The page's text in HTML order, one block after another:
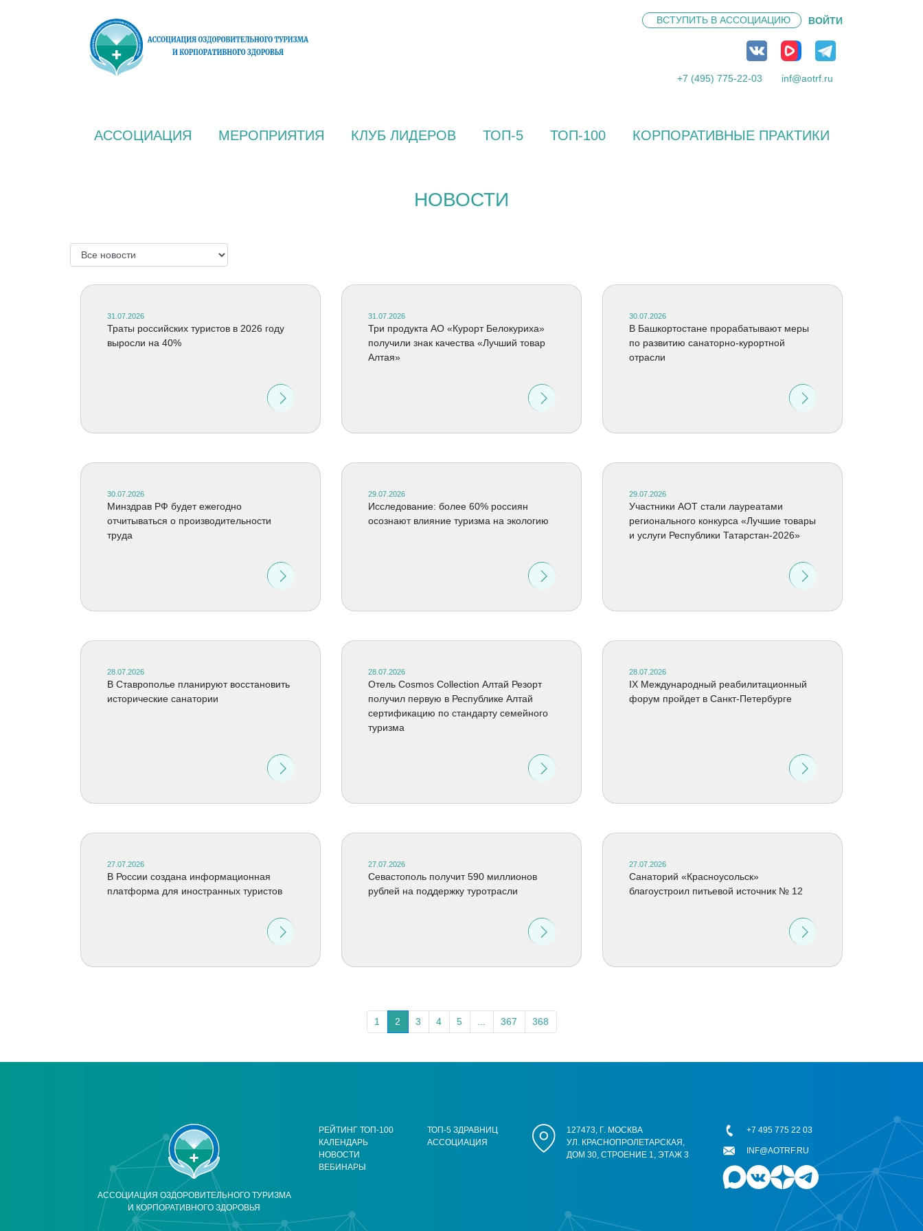
ВСТУПИТЬ В АССОЦИАЦИЮ ВОЙТИ
+7 (495) 775-22-03 inf@aotrf.ru
АССОЦИАЦИЯ МЕРОПРИЯТИЯ КЛУБ ЛИДЕРОВ ТОП-5 ТОП-100 КОРПОРАТИВНЫЕ ПРАКТИКИ
НОВОСТИ
31.07.2026
Траты российских туристов в 2026 году
выросли на 40%
31.07.2026
Три продукта АО «Курорт Белокуриха»
получили знак качества «Лучший товар
Алтая»
30.07.2026
В Башкортостане прорабатывают меры
по развитию санаторно-курортной
отрасли
30.07.2026
Минздрав РФ будет ежегодно
отчитываться о производительности
труда
29.07.2026
Исследование: более 60% россиян
осознают влияние туризма на экологию
29.07.2026
Участники АОТ стали лауреатами
регионального конкурса «Лучшие товары
и услуги Республики Татарстан-2026»
28.07.2026
В Ставрополье планируют восстановить
исторические санатории
28.07.2026
Отель Cosmos Collection Алтай Резорт
получил первую в Республике Алтай
сертификацию по стандарту семейного
туризма
28.07.2026
IX Международный реабилитационный
форум пройдет в Санкт-Петербурге
27.07.2026
В России создана информационная
платформа для иностранных туристов
27.07.2026
Севастополь получит 590 миллионов
рублей на поддержку туротрасли
27.07.2026
Санаторий «Красноусольск»
благоустроил питьевой источник № 12
1 2 3 4 5 367 368
АССОЦИАЦИЯ ОЗДОРОВИТЕЛЬНОГО ТУРИЗМА
И КОРПОРАТИВНОГО ЗДОРОВЬЯ
РЕЙТИНГ ТОП-100
КАЛЕНДАРЬ
НОВОСТИ
ВЕБИНАРЫ
ТОП-5 ЗДРАВНИЦ
АССОЦИАЦИЯ
127473, Г. МОСКВА
УЛ. КРАСНОПРОЛЕТАРСКАЯ,
ДОМ 30, СТРОЕНИЕ 1, ЭТАЖ 3
+7 495 775 22 03
INF@AOTRF.RU